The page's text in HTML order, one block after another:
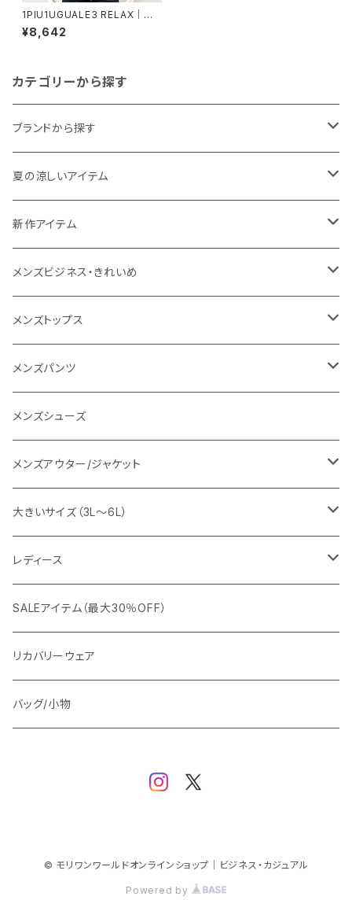
1PIU1UGUALE3 RELAX｜スヌ
ーピーロゴ ジョー・クール半袖
Tシャツ｜ウノピゥウノウグァー
¥8,642
カテゴリーから探す
ブランドから探す
THE NORTH FACE
NANGA
1PIU1UGUALE3 RELAX
go slow caravan
SY32 by SWEET YEARS
URBAN SQUARE
EDWIN
snow peak
G-stage
TETEHOMME
TAION
夏の涼しいアイテム
メンズ
レディース
新作アイテム
メンズ
レディース
メンズビジネス・きれいめ
スーツ
カジュアルセットアップ
スラックス
ワイシャツ
シューズ
フォーマル
Tシャツ/ポロシャツ
メンズトップス
Tシャツ/カットソー
シャツ/ポロシャツ
パーカー/スウェット
ニット
メンズパンツ
デニムパンツ
イージーパンツ
スラックス
メンズシューズ
メンズアウター/ジャケット
ジャケット
カジュアルジャケット
ビジネスジャケット
ブルゾン
コート
マウンテンパーカー/アウトドア
ダウン / 中綿アウター
大きいサイズ（3L～6L）
ビジネス
セットアップ
ワイシャツ
カジュアル
ニット/Tシャツ/カットソー
スウェット/パーカー
アウター
レディース
アウター
トップス（ブラウス/カットソー）
ジャケット
SALEアイテム（最大30％OFF）
リカバリーウェア
バッグ/小物
© モリワンワールドオンラインショップ｜ビジネス・カジュアル
Powered by